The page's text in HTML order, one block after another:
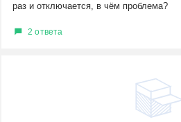
раз и отключается, в чём проблема?
2 ответа